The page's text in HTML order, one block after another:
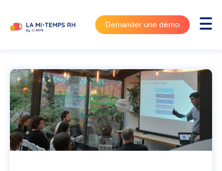
Demander une démo